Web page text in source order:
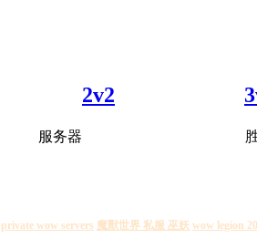
2v2
服务器
private wow servers 魔獸世界 私服 巫妖 wow legion